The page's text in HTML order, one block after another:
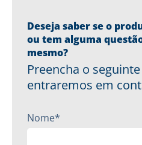
Deseja saber se o
ou tem alguma
mesmo?
Preencha o
entraremos em
Nome*